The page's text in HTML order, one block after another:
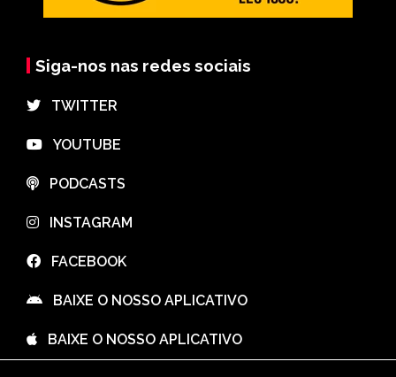
Siga-nos nas redes sociais
⠀TWITTER
⠀YOUTUBE
⠀PODCASTS
⠀INSTAGRAM
⠀FACEBOOK
⠀BAIXE O NOSSO APLICATIVO
⠀BAIXE O NOSSO APLICATIVO